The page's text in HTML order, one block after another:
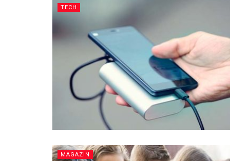
TECH
MAGAZIN